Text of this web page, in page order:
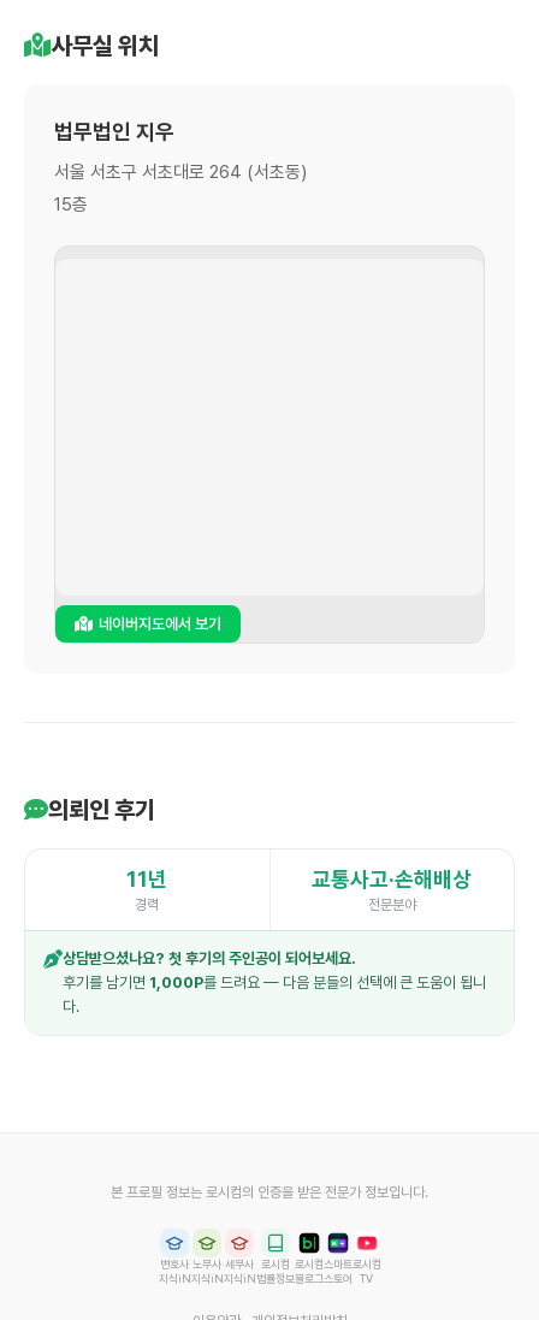
사무실 위치
법무법인 지우
서울 서초구 서초대로 264 (서초동)
15층
네이버지도에서 보기
의뢰인 후기
11년
경력
교통사고·손해배상
전문분야
상담받으셨나요? 첫 후기의 주인공이 되어보세요.
후기를 남기면 1,000P를 드려요 — 다음 분들의 선택에 큰 도움이 됩니
다.
본 프로필 정보는 로시컴의 인증을 받은 전문가 정보입니다.
변호사
지식iN
노무사
지식iN
세무사
지식iN
로시컴
법률정보
로시컴
블로그
스마트
스토어
로시컴
TV